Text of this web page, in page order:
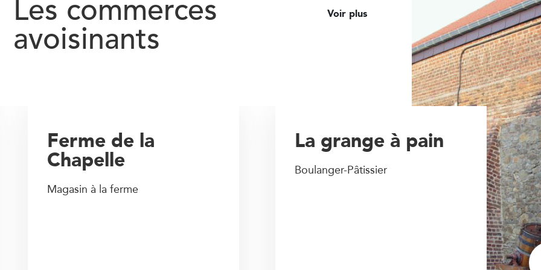
Les commerces
avoisinants
Voir plus
La grange à pain
Boulanger-Pâtissier
Ferme de la
Chapelle
Magasin à la ferme